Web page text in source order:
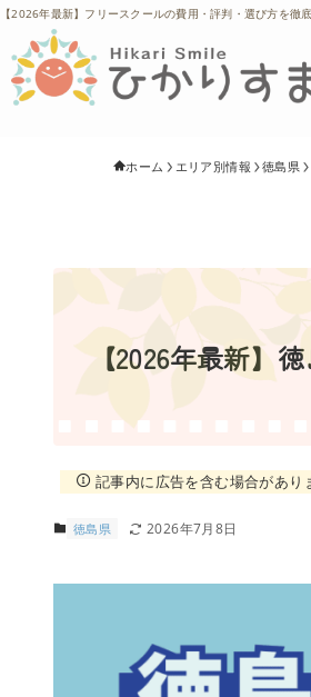
【2026年最新】フリースクールの費用・評判・選び方を徹
ホーム エリア別情報 徳島県
【2026年最新】
記事内に広告を含む場合があり
徳島県 2026年7月8日